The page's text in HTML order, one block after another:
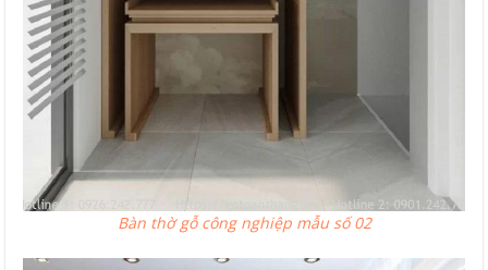
Bàn thờ gỗ công nghiệp mẫu số 02